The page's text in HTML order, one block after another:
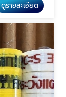
ดูรายละเอียด